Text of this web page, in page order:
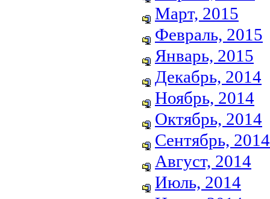
Март, 2015
Февраль, 2015
Январь, 2015
Декабрь, 2014
Ноябрь, 2014
Октябрь, 2014
Сентябрь, 2014
Август, 2014
Июль, 2014